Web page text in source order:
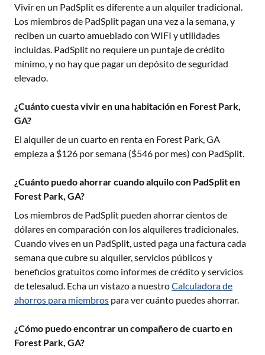
Vivir en un PadSplit es diferente a un alquiler tradicional.
Los miembros de PadSplit pagan una vez a la semana, y
reciben un cuarto amueblado con WIFI y utilidades
incluidas. PadSplit no requiere un puntaje de crédito
mínimo, y no hay que pagar un depósito de seguridad
elevado.
¿Cuánto cuesta vivir en una habitación en Forest Park,
GA?
El alquiler de un cuarto en renta en Forest Park, GA
empieza a $126 por semana ($546 por mes) con PadSplit.
¿Cuánto puedo ahorrar cuando alquilo con PadSplit en
Forest Park, GA?
Los miembros de PadSplit pueden ahorrar cientos de
dólares en comparación con los alquileres tradicionales.
Cuando vives en un PadSplit, usted paga una factura cada
semana que cubre su alquiler, servicios públicos y
beneficios gratuitos como informes de crédito y servicios
de telesalud. Echa un vistazo a nuestroCalculadora de
ahorros para miembros para ver cuánto puedes ahorrar.
¿Cómo puedo encontrar un compañero de cuarto en
Forest Park, GA?